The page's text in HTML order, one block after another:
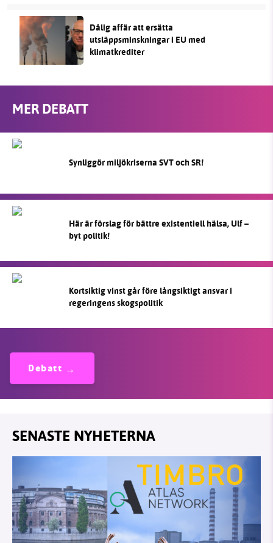
Dålig affär att ersätta
utsläppsminskningar i EU med
klimatkrediter
MER DEBATT
Synliggör miljökriserna SVT och SR!
Här är förslag för bättre existentiell hälsa, Ulf –
byt politik!
Kortsiktig vinst går före långsiktigt ansvar i
regeringens skogspolitik
Debatt
SENASTE NYHETERNA